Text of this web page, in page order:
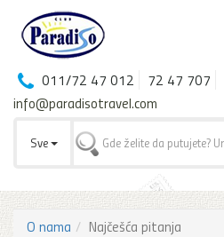
011/72 47 012 72 47 707
info@paradisotravel.com
Sve
O nama Najčešća pitanja